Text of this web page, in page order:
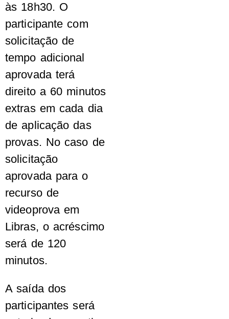
às 18h30. O
participante com
solicitação de
tempo adicional
aprovada terá
direito a 60 minutos
extras em cada dia
de aplicação das
provas. No caso de
solicitação
aprovada para o
recurso de
videoprova em
Libras, o acréscimo
será de 120
minutos.
A saída dos
participantes será